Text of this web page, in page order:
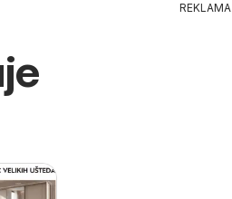
REKLAMA